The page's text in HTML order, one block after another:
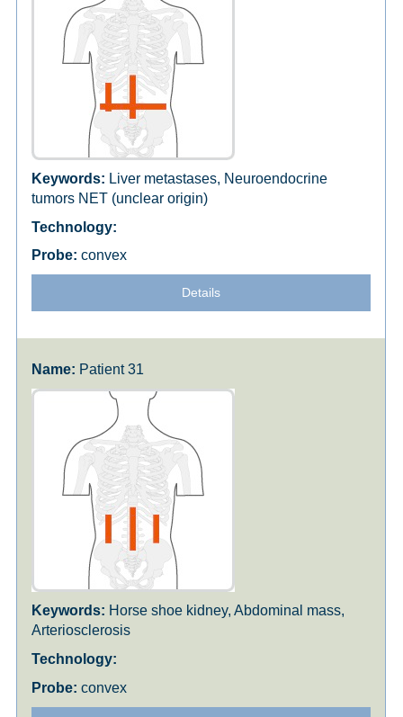
Liver metastases, Neuroendocrine
tumors NET (unclear origin)
convex
Details
Patient 31
Horse shoe kidney, Abdominal mass,
Arteriosclerosis
convex